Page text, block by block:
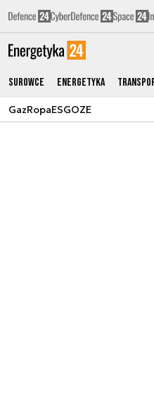
Surowce Energetyka
GazRopaESGOZE